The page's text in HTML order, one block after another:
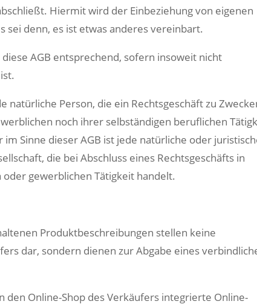
Hiermit wird der Einbeziehung von eigenen
sei denn, es ist etwas anderes vereinbart.
AGB entsprechend, sofern insoweit nicht
natürliche Person, die ein Rechtsgeschäft zu
noch ihrer selbständigen beruflichen
Sinne dieser AGB ist jede natürliche oder
die bei Abschluss eines Rechtsgeschäfts in
gewerblichen Tätigkeit handelt.
Produktbeschreibungen stellen keine
dar, sondern dienen zur Abgabe eines
den Online-Shop des Verkäufers integrierte Online-